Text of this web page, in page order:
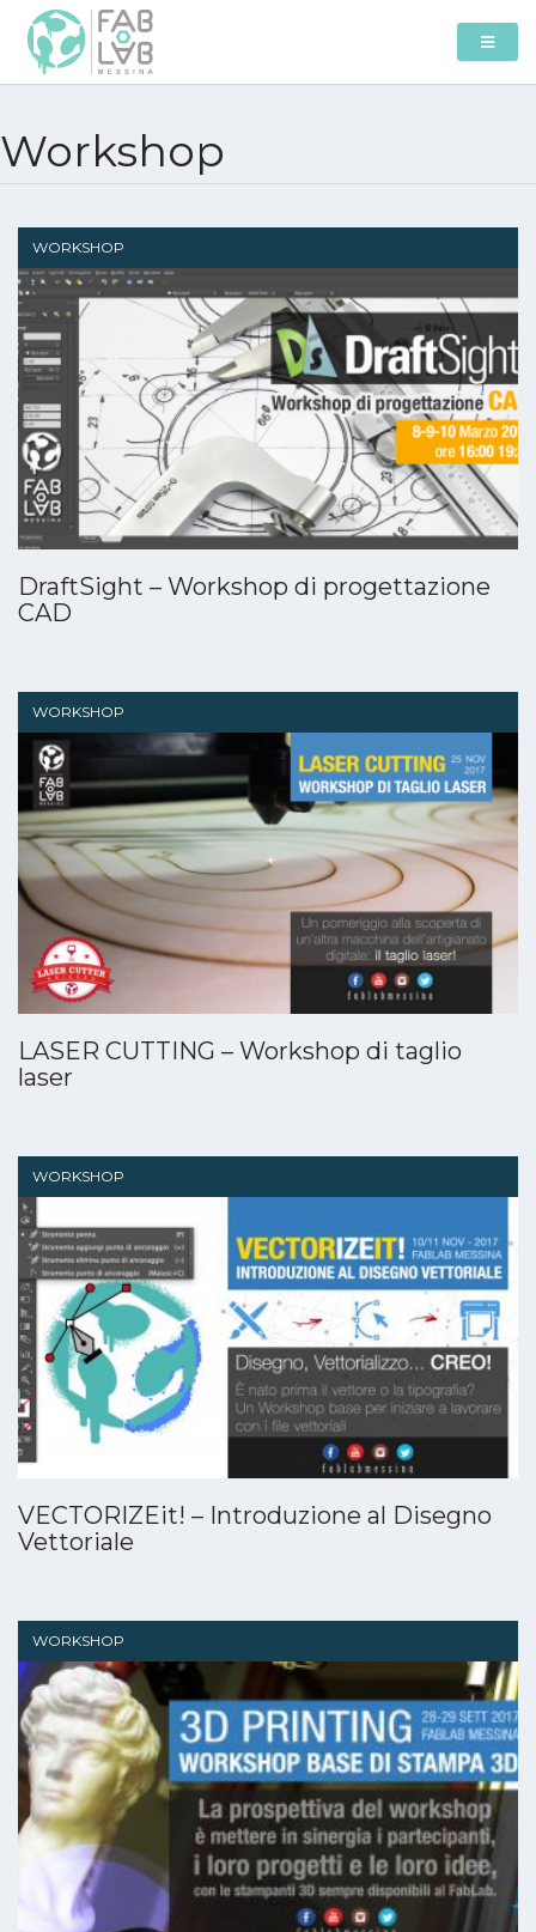
Workshop
WORKSHOP
DraftSight – Workshop di progettazione
CAD
WORKSHOP
LASER CUTTING – Workshop di taglio
laser
WORKSHOP
VECTORIZEit! – Introduzione al Disegno
Vettoriale
WORKSHOP